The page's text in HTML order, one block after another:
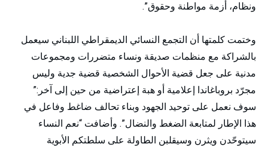
ونظام، أزمة مواطنة وحقوق”.
وختمت كلمتها أن التجمع النسائي الديمقراطي اللبناني سيعمل
بالشراكة مع منظمات صديقة ونساء متضررات ومجموعات
مدنية على جعل قضية الأحوال الشخصية قضية جدية وليس
مجرّد بروباغاندا إعلامية أو هبة إعتراضية من حين إلى آخر:”
سوف نعمل على توحيد الجهود وبناء تحالف ضاغط وفاعل في
هذا الإطار لمتابعة الضغط والنضال”. وأضافت “نعم النساء
سيتوحّدن ويثرن وسيقلبن الطاولة على سلطتكم الأبوية